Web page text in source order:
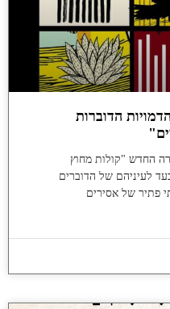
הדוברות
החדש "קולות מחוץ
לעיניהם של הדוברים
פתיר של אסירים